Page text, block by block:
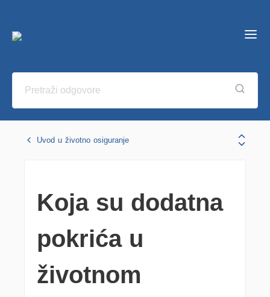
Uvod u životno osiguranje
Koja su dodatna
pokrića u
životnom